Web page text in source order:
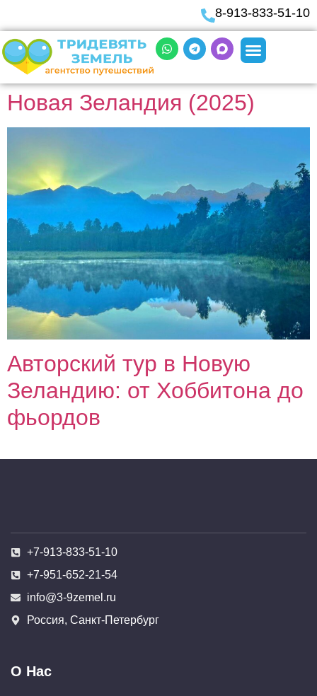
8-913-833-51-10
Новая Зеландия (2025)
Авторский тур в Новую
Зеландию: от Хоббитона до
фьордов
+7-913-833-51-10
+7-951-652-21-54
info@3-9zemel.ru
Россия, Санкт-Петербург
О Нас